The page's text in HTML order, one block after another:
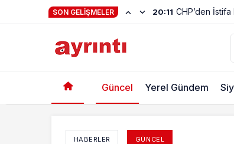
SON GELIŞMELER 23:01 Hayat
Güncel Yerel Gündem
HABERLER GÜNCEL
Osmangazi Lisesi meslek lisesi olacak